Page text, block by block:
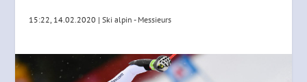
15:22, 14.02.2020 |Ski alpin - Messieurs